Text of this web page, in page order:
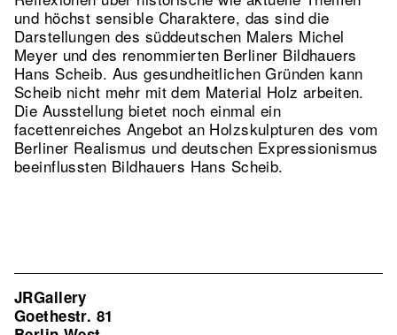
und höchst sensible Charaktere, das sind die
Darstellungen des süddeutschen Malers Michel
Meyer und des renommierten Berliner Bildhauers
Hans Scheib. Aus gesundheitlichen Gründen kann
Scheib nicht mehr mit dem Material Holz arbeiten.
Die Ausstellung bietet noch einmal ein
facettenreiches Angebot an Holzskulpturen des vom
Berliner Realismus und deutschen Expressionismus
beeinflussten Bildhauers Hans Scheib.
JRGallery
Goethestr. 81